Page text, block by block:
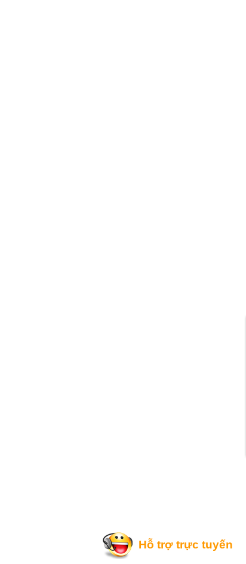
Hỗ trợ trực tuyến